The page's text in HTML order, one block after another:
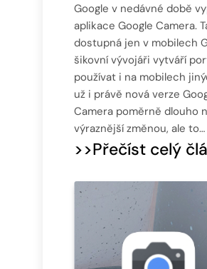
Google v nedávné době
aplikace Google Camera.
dostupná jen v mobilech
šikovní vývojáři vytváří
používat i na mobilech
už i právě nová verze
Camera poměrně dlouho
výraznější změnou, ale to…
>>Přečíst celý